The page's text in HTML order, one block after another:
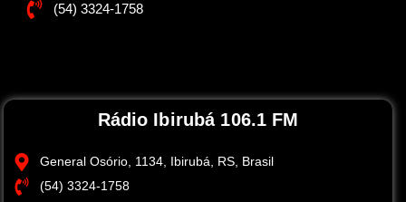
(54) 3324-1758
Rádio Ibirubá 106.1 FM
General Osório, 1134, Ibirubá, RS, Brasil
(54) 3324-1758